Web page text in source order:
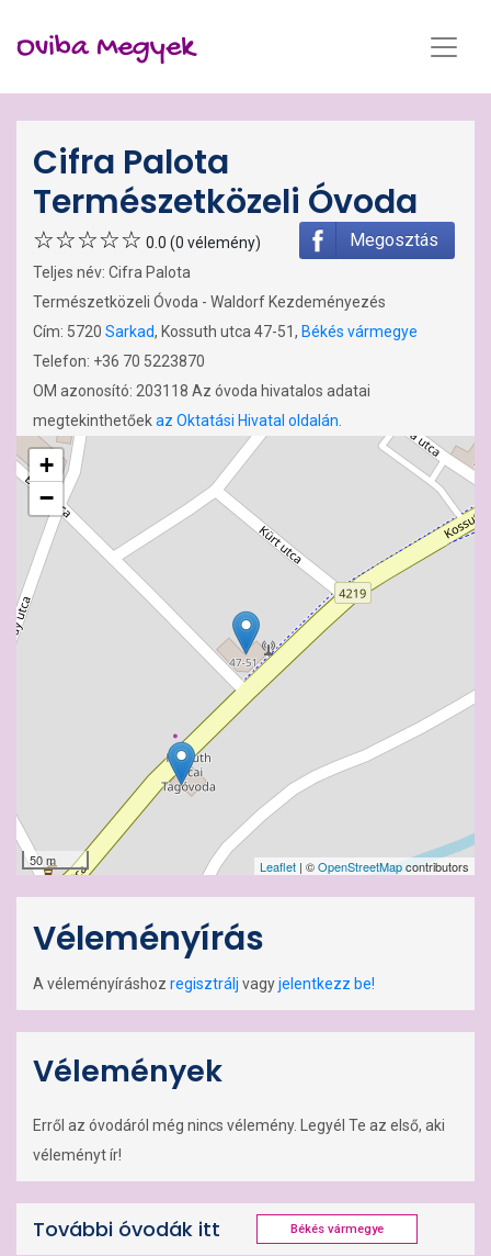
Oviba Megyek
Cifra Palota
Természetközeli Óvoda
Megosztás
0.0 (0 vélemény)
Teljes név: Cifra Palota
Természetközeli Óvoda - Waldorf Kezdeményezés
Cím: 5720 Sarkad, Kossuth utca 47-51, Békés vármegye
Telefon: +36 70 5223870
OM azonosító: 203118 Az óvoda hivatalos adatai
megtekinthetőekaz Oktatási Hivatal oldalán
+
−
50 m Leaflet | ©OpenStreetMapcontributors
Véleményírás
A véleményíráshoz regisztrálj vagyjelentkezz be!
Vélemények
Erről az óvodáról még nincs vélemény. Legyél Te az első, aki
véleményt ír!
További óvodák itt Békés vármegye